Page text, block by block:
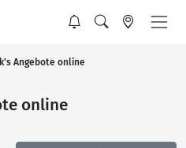
Angebote online
online